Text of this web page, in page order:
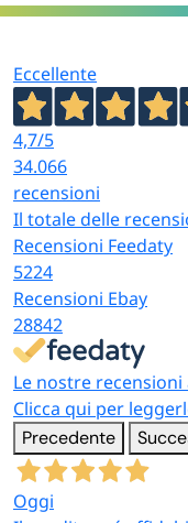
Eccellente
4,7/5
34.066
recensioni
Il totale delle
Recensioni Feedaty
5224
Recensioni Ebay
28842
Le nostre recensioni
Clicca qui per
Precedente
Oggi